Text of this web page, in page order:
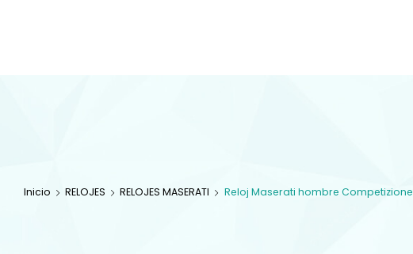
Inicio RELOJES RELOJES MASERATI Reloj Maserati hombre Competizione